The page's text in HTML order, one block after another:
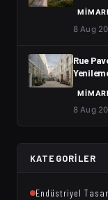
8 Aug
Rue
8 Aug
KATEGORILER
Endüstriyel